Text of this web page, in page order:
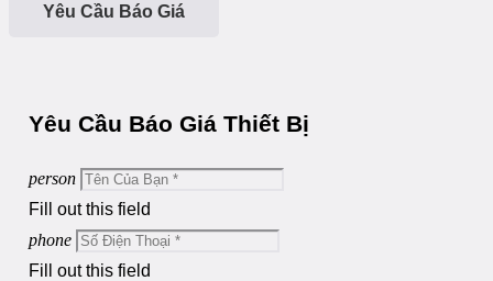
Yêu Cầu Báo Giá
Yêu Cầu Báo Giá Thiết Bị
person
Fill out this field
phone
Fill out this field